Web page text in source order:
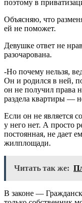
поэтому в
Объясняю, что
ей не поможет.
Девушке ответ не
разочарована.
-Но почему нельзя,
Он и родился в ней,
он не получил права
раздела квартиры —
Если он не является
у него нет. А просто
постоянная, не дает
жилплощади.
Читать так же:
В законе —